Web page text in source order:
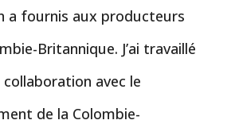
a fournis aux producteurs
Britannique. J’ai travaillé
avec le
de la Colombie-